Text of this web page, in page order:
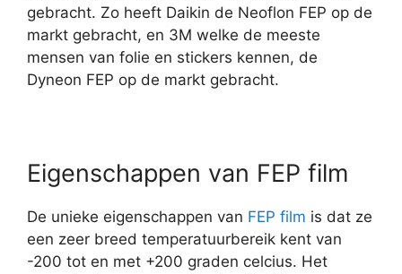
gebracht. Zo heeft Daikin de Neoflon FEP op de
markt gebracht, en 3M welke de meeste
mensen van folie en stickers kennen, de
Dyneon FEP op de markt gebracht.
Eigenschappen van FEP film
De unieke eigenschappen van FEP film is dat ze
een zeer breed temperatuurbereik kent van
-200 tot en met +200 graden celcius. Het